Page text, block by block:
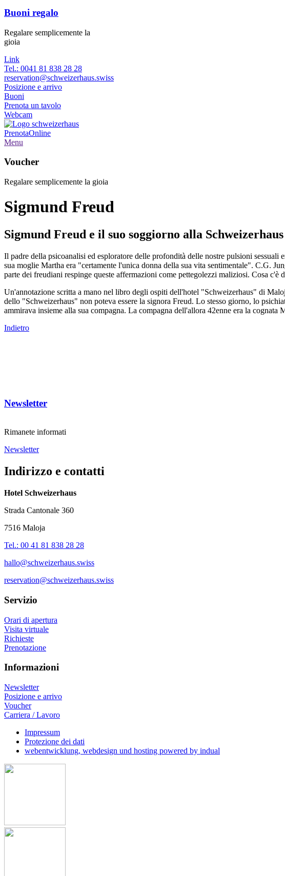
Buoni regalo
Regalare semplicemente la
gioia
Link
Tel.: 0041 81 838 28 28
reservation@schweizerhaus.swiss
Posizione e arrivo
Buoni
Prenota un tavolo
Webcam
PrenotaOnline
Menu
Voucher
Regalare semplicemente la gioia
Sigmund Freud
Sigmund Freud e il suo soggiorno alla Schweizerhaus
Il padre della psicoanalisi ed esploratore delle profondità delle nostre pulsioni
sua moglie Martha era "certamente l'unica donna della sua vita sentimentale". C.G.
parte dei freudiani respinge queste affermazioni come pettegolezzi maliziosi. Cosa c'è
Un'annotazione scritta a mano nel libro degli ospiti dell'hotel "Schweizerhaus" di
dello "Schweizerhaus" non poteva essere la signora Freud. Lo stesso giorno, lo
ammirava insieme alla sua compagna. La compagna dell'allora 42enne era la cognata
Indietro
Newsletter
Rimanete informati
Newsletter
Indirizzo e contatti
Hotel Schweizerhaus
Strada Cantonale 360
7516 Maloja
Tel.: 00 41 81 838 28 28
hallo@schweizerhaus.swiss
reservation@schweizerhaus.swiss
Servizio
Orari di apertura
Visita virtuale
Richieste
Prenotazione
Informazioni
Newsletter
Posizione e arrivo
Voucher
Carriera / Lavoro
Impressum
Protezione dei dati
webentwicklung, webdesign und hosting powered by indual